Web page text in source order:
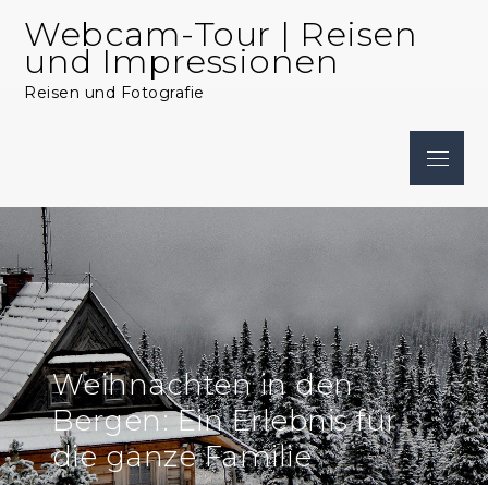
content
Webcam-Tour | Reisen
und Impressionen
Reisen und Fotografie
Menu
Weihnachten in den
Bergen: Ein Erlebnis für
die ganze Familie